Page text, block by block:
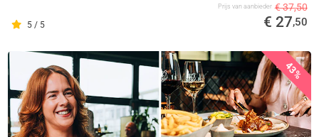
5 / 5
Prijs van aanbieder € 37,50
€ 27,50
43%